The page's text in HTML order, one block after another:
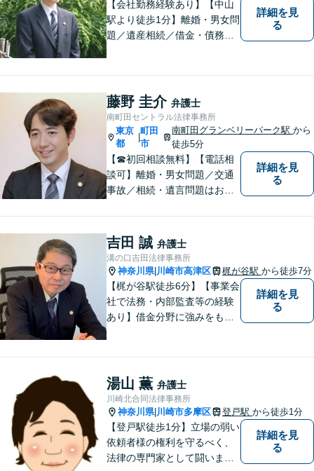
応が可能です。
【会社勤務経験あり】【中山
駅より徒歩1分】離婚・男女問
題／遺産相続／借金・債務整
る身近な問題を相談いただく
場所です。お気軽にご相談く
ださい。
詳細を見
る
藤野 圭介 弁護士
南町田セントラル法律事務所
東京
都
|
町田
市
南町田グランベリーパーク駅から
徒歩5分
【☎︎初回相談無料】【電話相
談可】離婚・男女問題／交通
事故／相続・遺言問題はお任
00件以上。豊富な経験を活か
し、依頼者様にとって最適な
解決を目指します【休日・夜
間対応可】【完全個室で相
談】【南町田グランベリーパ
ーク駅5分】
詳細を見
る
吉田 誠 弁護士
溝の口吉田法律事務所
神奈川県| 川崎市高津区 梶が谷駅 から徒歩7分
【梶が谷駅徒歩6分】【事業会
社で法務・内部監査等の経験
あり】借金分野に強みをも
作りに尽力しています。【初
回無料相談】【東京・神奈川
エリア】
詳細を見
る
湯山 薫 弁護士
川崎北合同法律事務所
神奈川県| 川崎市多摩区 登戸駅 から徒歩1分
【登戸駅徒歩1分】立場の弱い
依頼者様の権利を守るべく、
法律の専門家として闘いま
詳細を見
る